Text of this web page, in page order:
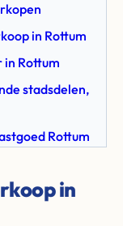
in Rottum
in Rottum
stadsdelen,
Rottum
in